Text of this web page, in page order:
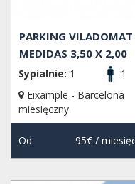
PARKING
MEDIDAS 3,50 X 2,00
Sypialnie: 1 1
Eixample - Barcelona
miesięczny
Od 95€/